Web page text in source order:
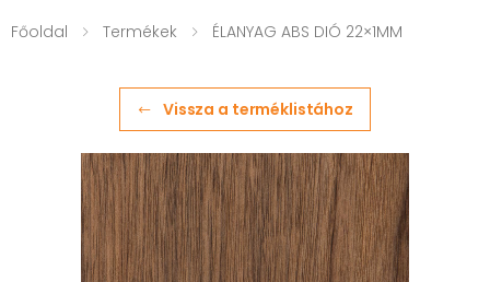
Főoldal Termékek ÉLANYAG ABS DIÓ 22×1MM
Vissza a terméklistához